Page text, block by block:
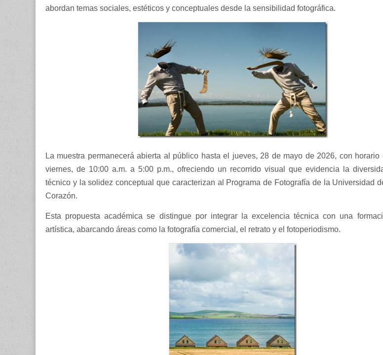
abordan temas sociales, estéticos y conceptuales desde la sensibilidad fotográfica.
La muestra permanecerá abierta al público hasta el jueves, 28 de mayo de 2026, con horario
viernes, de 10:00 a.m. a 5:00 p.m., ofreciendo un recorrido visual que evidencia la
técnico y la solidez conceptual que caracterizan al Programa de Fotografía de la Universidad
Corazón.
Esta propuesta académica se distingue por integrar la excelencia técnica con una
artística, abarcando áreas como la fotografía comercial, el retrato y el fotoperiodismo.